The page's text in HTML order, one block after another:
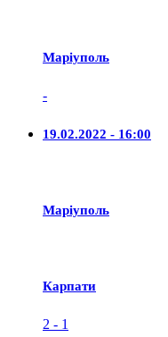
Маріуполь
-
19.02.2022 - 16:00
Маріуполь
Карпати
2 - 1